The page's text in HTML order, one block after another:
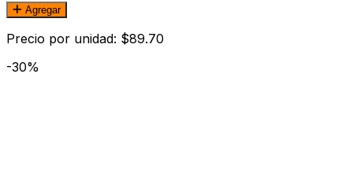
Agregar
Precio por unidad: $89.70
-30%